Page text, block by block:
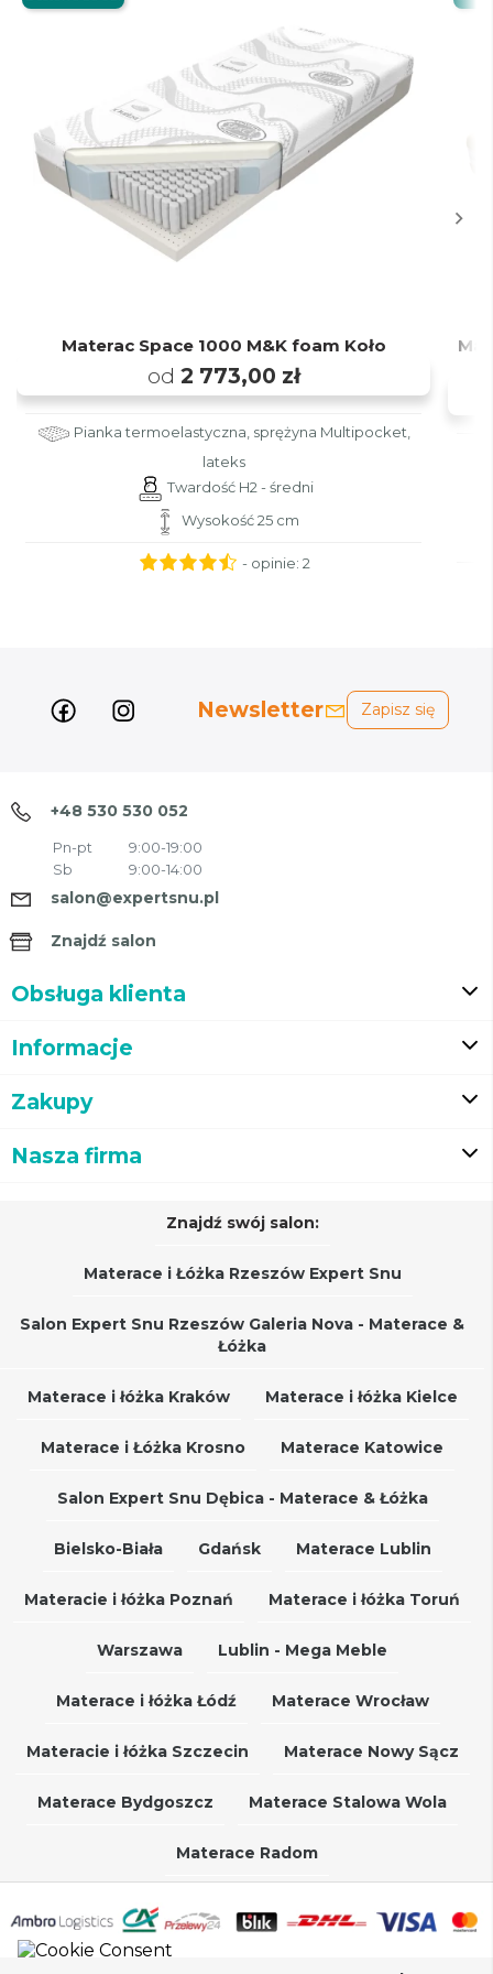
Materac Space 1000 M&K foam Koło
od 2 773,00 zł
Pianka termoelastyczna, sprężyna Multipocket,
lateks
Twardość H2 - średni
Wysokość 25 cm
- opinie: 2
Newsletter Zapisz się
+48 530 530 052
Pn-pt
9:00-19:00
Sb
9:00-14:00
salon@expertsnu.pl
Znajdź salon
Obsługa klienta
Informacje
Zakupy
Nasza firma
Znajdź swój salon:
Materace i Łóżka Rzeszów Expert Snu
Salon Expert Snu Rzeszów Galeria Nova - Materace &
Łóżka
Materace i łóżka Kraków Materace i łóżka Kielce
Materace i Łóżka Krosno Materace Katowice
Salon Expert Snu Dębica - Materace & Łóżka
Bielsko-Biała Gdańsk Materace Lublin
Materacie i łóżka Poznań Materace i łóżka Toruń
Warszawa Lublin - Mega Meble
Materace i łóżka Łódź Materace Wrocław
Materacie i łóżka Szczecin Materace Nowy Sącz
Materace Bydgoszcz Materace Stalowa Wola
Materace Radom